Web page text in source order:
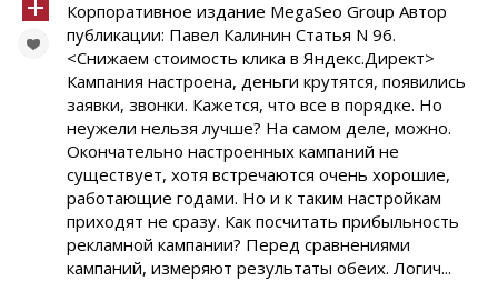
Корпоративное издание MegaSeo Group Автор
публикации: Павел Калинин Статья N 96.
<Снижаем стоимость клика в Яндекс.Директ>
Кампания настроена, деньги крутятся, появились
заявки, звонки. Кажется, что все в порядке. Но
неужели нельзя лучше? На самом деле, можно.
Окончательно настроенных кампаний не
существует, хотя встречаются очень хорошие,
работающие годами. Но и к таким настройкам
приходят не сразу. Как посчитать прибыльность
рекламной кампании? Перед сравнениями
кампаний, измеряют результаты обеих. Логич...